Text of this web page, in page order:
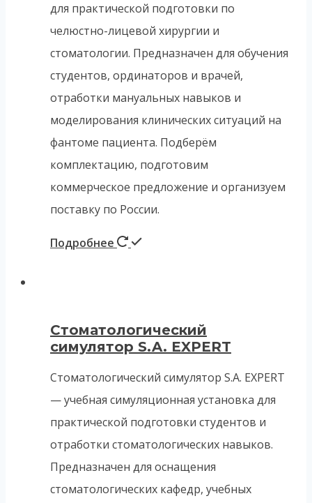
для практической подготовки по
челюстно-лицевой хирургии и
стоматологии. Предназначен для обучения
студентов, ординаторов и врачей,
отработки мануальных навыков и
моделирования клинических ситуаций на
фантоме пациента. Подберём
комплектацию, подготовим
коммерческое предложение и организуем
поставку по России.
Подробнее
Стоматологический
симулятор S.A. EXPERT
Стоматологический симулятор S.A. EXPERT
— учебная симуляционная установка для
практической подготовки студентов и
отработки стоматологических навыков.
Предназначен для оснащения
стоматологических кафедр, учебных